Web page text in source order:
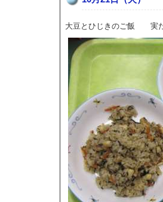
大豆とひじきのご飯 実